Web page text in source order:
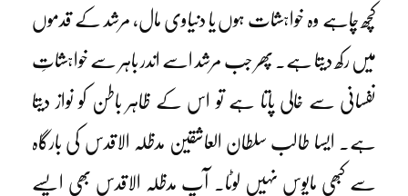
کچھ چاہے وہ خواہشات ہوں یا دنیاوی مال، مرشد کے قدموں
میں رکھ دیتا ہے۔ پھر جب مرشد اسے اندر باہر سے خواہشاتِ
نفسانی سے خالی پاتا ہے تو اس کے ظاہر باطن کو نواز دیتا
ہے۔ ایسا طالب سلطان العاشقین مدظلہ الاقدس کی بارگاہ
سے کبھی مایوس نہیں لوٹا۔ آپ مدظلہ الاقدس بھی ایسے